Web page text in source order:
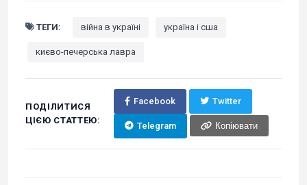
ТЕГИ: війна в україні україна і сша
києво-печерська лавра
ПОДІЛИТИСЯ
ЦІЄЮ СТАТТЕЮ:
Facebook Twitter
Telegram Копіювати